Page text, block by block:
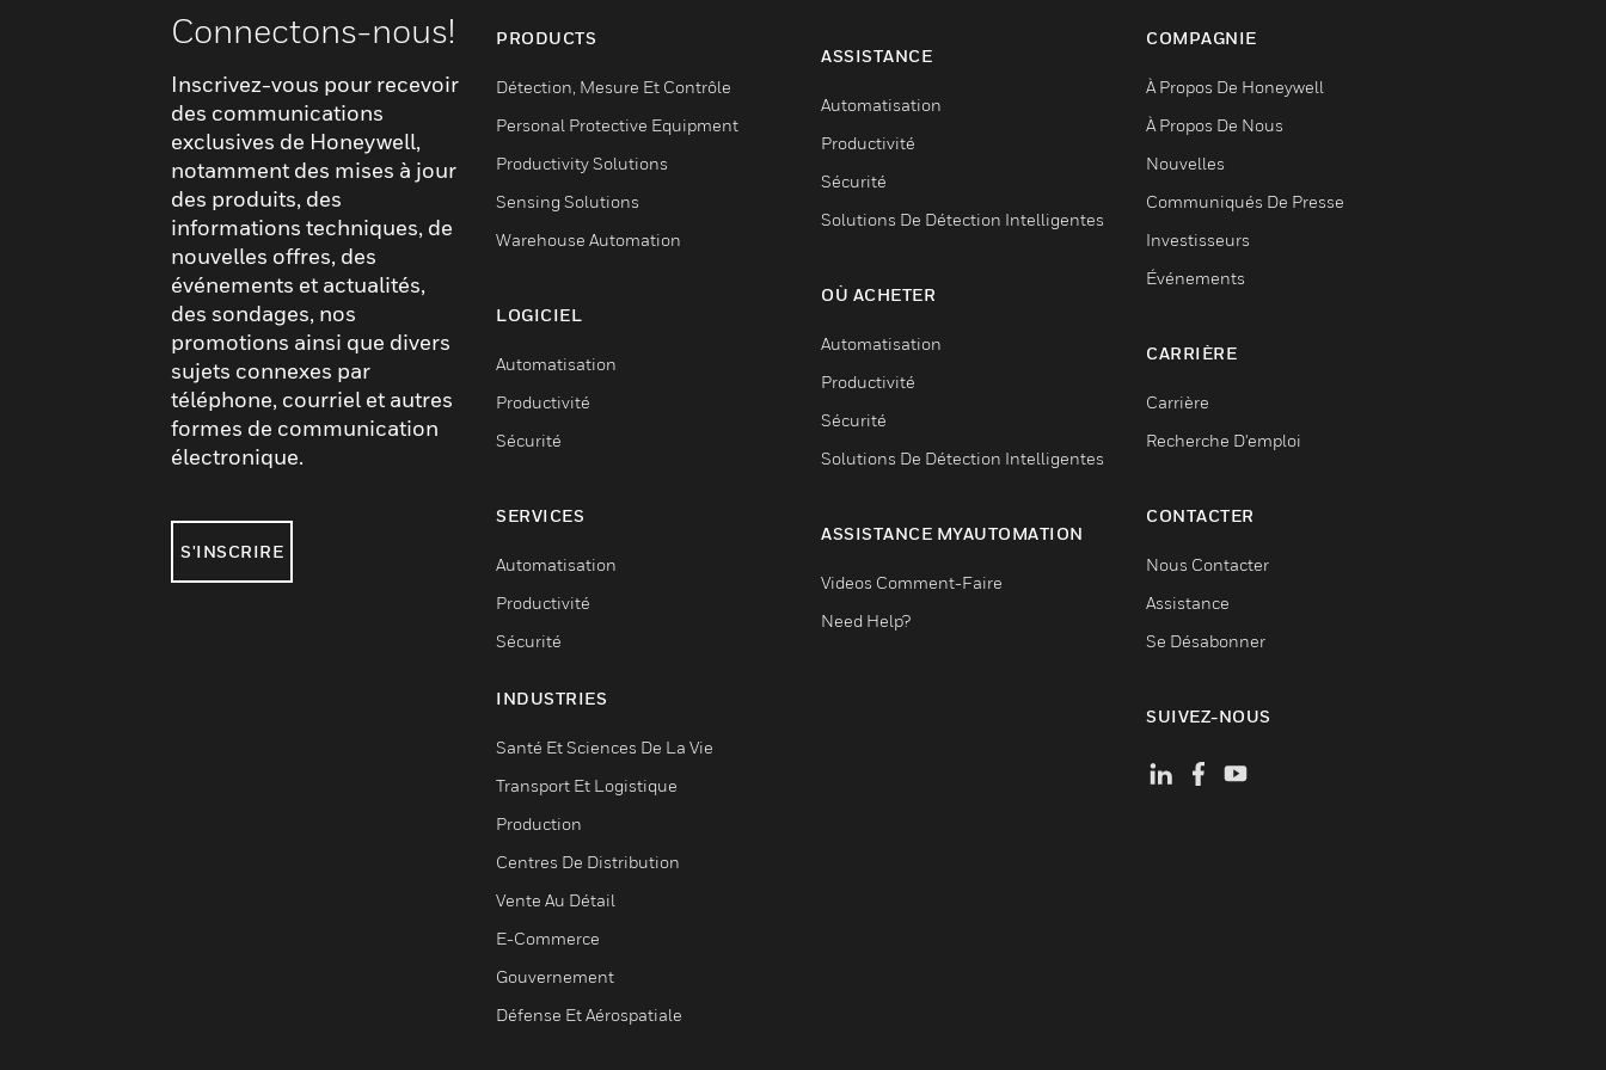
Connectons-nous!
Inscrivez-vous pour recevoir
des communications
exclusives de Honeywell,
notamment des mises à jour
des produits, des
informations techniques, de
nouvelles offres, des
événements et actualités,
des sondages, nos
promotions ainsi que divers
sujets connexes par
téléphone, courriel et autres
formes de communication
électronique.
S'INSCRIRE
PRODUCTS
Détection, Mesure Et Contrôle
Personal Protective Equipment
Productivity Solutions
Sensing Solutions
Warehouse Automation
LOGICIEL
Automatisation
Productivité
Sécurité
SERVICES
Automatisation
Productivité
Sécurité
INDUSTRIES
Santé Et Sciences De La Vie
Transport Et Logistique
Production
Centres De Distribution
Vente Au Détail
E-Commerce
Gouvernement
Défense Et Aérospatiale
ASSISTANCE
Automatisation
Productivité
Sécurité
Solutions De Détection Intelligentes
OÙ ACHETER
Automatisation
Productivité
Sécurité
Solutions De Détection Intelligentes
ASSISTANCE MYAUTOMATION
Videos Comment-Faire
Need Help?
COMPAGNIE
À Propos De Honeywell
À Propos De Nous
Nouvelles
Communiqués De Presse
Investisseurs
Événements
CARRIÈRE
Carrière
Recherche D'emploi
CONTACTER
Nous Contacter
Assistance
Se Désabonner
SUIVEZ-NOUS